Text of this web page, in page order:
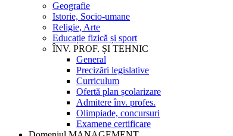
Geografie
Istorie, Socio-umane
Religie, Arte
Educație fizică și sport
ÎNV. PROF. ȘI TEHNIC
General
Precizări legislative
Curriculum
Ofertă plan școlarizare
Admitere înv. profes.
Olimpiade, concursuri
Examene certificare